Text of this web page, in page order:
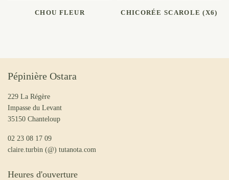
LIRE LA SUITE
CHOU FLEUR LIRE LA SUITE
CHICORÉE SCAROLE (X6)
Pépinière Ostara
229 La Régère
Impasse du Levant
35150 Chanteloup
02 23 08 17 09
claire.turbin (@) tutanota.com
Heures d'ouverture